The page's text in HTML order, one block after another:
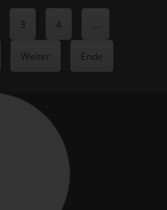
3 4 ...
Weiter Ende